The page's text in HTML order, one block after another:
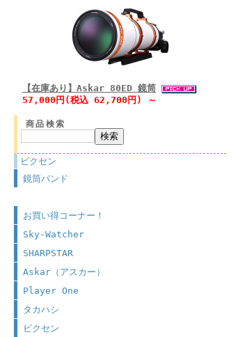
【在庫あり】Askar 80ED 鏡筒
57,000円(税込 62,700円) ～
商品検索
ビクセン
鏡筒バンド
お買い得コーナー！
Sky-Watcher
SHARPSTAR
Askar（アスカー）
Player One
タカハシ
ビクセン